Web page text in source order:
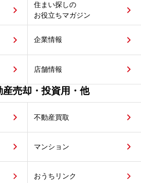
住まい探しの
お役立ちマガジン
企業情報
店舗情報
売却・投資用・他
不動産買取
マンション
おうちリンク